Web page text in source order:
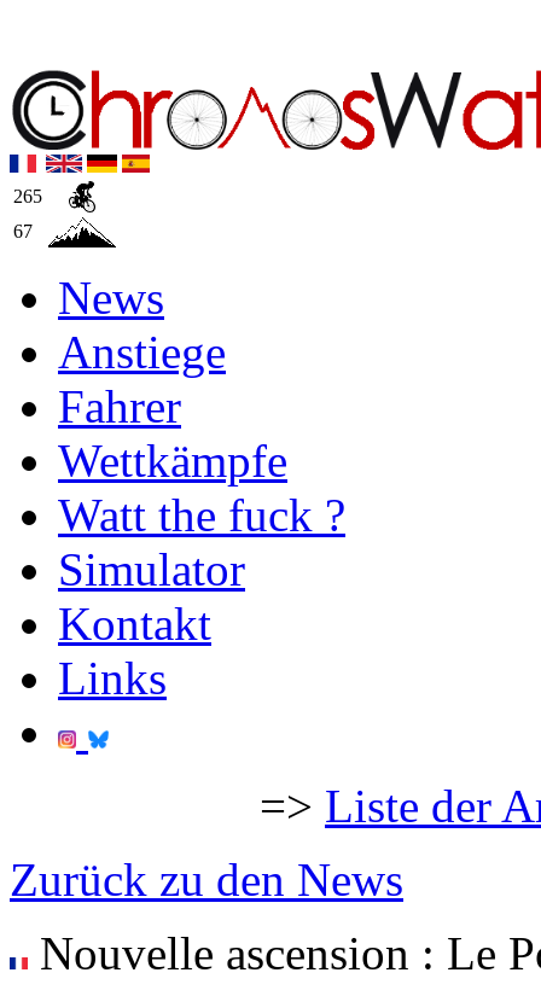
265
67
News
Anstiege
Fahrer
Wettkämpfe
Watt the fuck ?
Simulator
Kontakt
Links
=> Liste der
Zurück zu den News
Nouvelle ascension : Le